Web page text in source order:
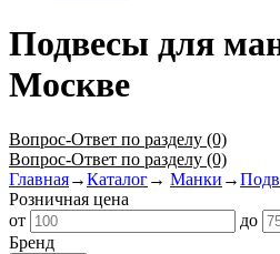
Подвесы для
Москве
Вопрос-Ответ по разделу (0)
Вопрос-Ответ по разделу (0)
Главная→Каталог→ Манки →
Розничная цена
от
до
Бренд